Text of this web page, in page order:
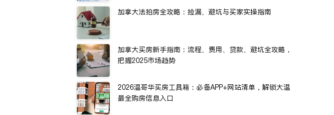
加拿大法拍房全攻略：捡漏、避坑与买家实操指南
加拿大买房新手指南：流程、费用、贷款、避坑全攻略，
把握2025市场趋势
2026温哥华买房工具箱：必备APP+网站清单，解锁大温
最全购房信息入口